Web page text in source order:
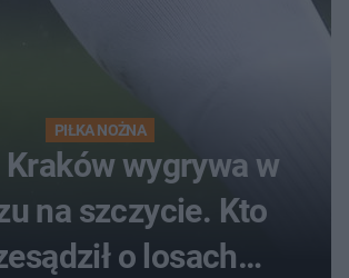
PIŁKA NOŻNA
Kraków wygrywa w
na szczycie. Kto
o losach